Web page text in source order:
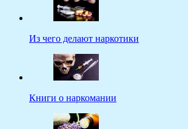
Из чего делают наркотики
Книги о наркомании